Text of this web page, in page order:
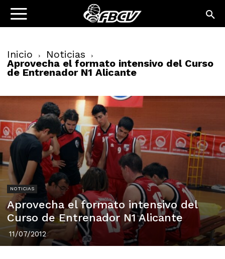
Inicio Noticias
Aprovecha el formato intensivo del Curso
de Entrenador N1 Alicante
NOTICIAS
Aprovecha el formato intensivo del
Curso de Entrenador N1 Alicante
11/07/2012